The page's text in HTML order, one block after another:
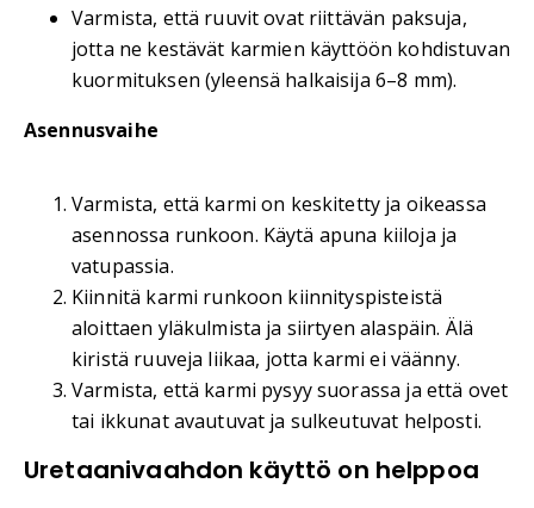
Varmista, että ruuvit ovat riittävän paksuja,
jotta ne kestävät karmien käyttöön kohdistuvan
kuormituksen (yleensä halkaisija 6–8 mm).
Asennusvaihe
Varmista, että karmi on keskitetty ja oikeassa
asennossa runkoon. Käytä apuna kiiloja ja
vatupassia.
Kiinnitä karmi runkoon kiinnityspisteistä
aloittaen yläkulmista ja siirtyen alaspäin. Älä
kiristä ruuveja liikaa, jotta karmi ei väänny.
Varmista, että karmi pysyy suorassa ja että ovet
tai ikkunat avautuvat ja sulkeutuvat helposti.
Uretaanivaahdon käyttö on helppoa